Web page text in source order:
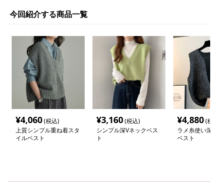
今回紹介する商品一覧
¥4,060(税込)
上質シンプル重ね着スタ
イルベスト
¥3,160(税込)
シンプル深Vネックベス
ト
¥4,880(税
ラメ糸使い深
ベスト